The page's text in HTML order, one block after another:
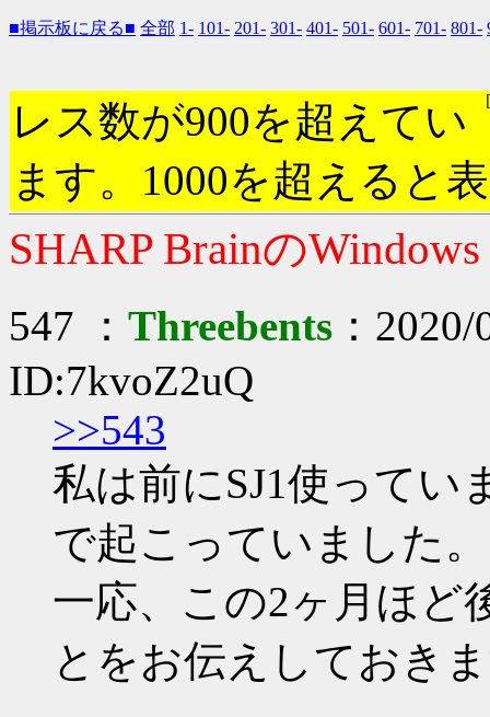
■掲示板に戻る■ 全部 1- 101- 201- 301- 401- 501- 601- 701- 801-
レス数が900を超えてい
ます。1000を超えると
SHARP Brainの
547 ： Threebents ：
ID:7kvoZ2uQ
>>543
私は前にSJ1使ってい
で起こっていました。
一応、この2ヶ月ほど
とをお伝えしておき